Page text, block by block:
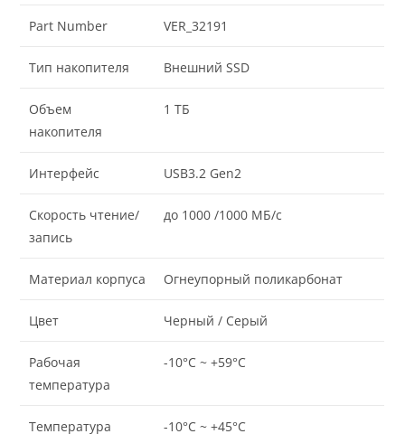
Part Number VER_32191
Тип накопителя Внешний SSD
Объем
накопителя
1 ТБ
Интерфейс USB3.2 Gen2
Скорость чтение/
запись
до 1000 /1000 МБ/с
Материал корпуса Огнеупорный поликарбонат
Цвет Черный / Серый
Рабочая
температура
-10°C ~ +59°C
Температура -10°C ~ +45°C